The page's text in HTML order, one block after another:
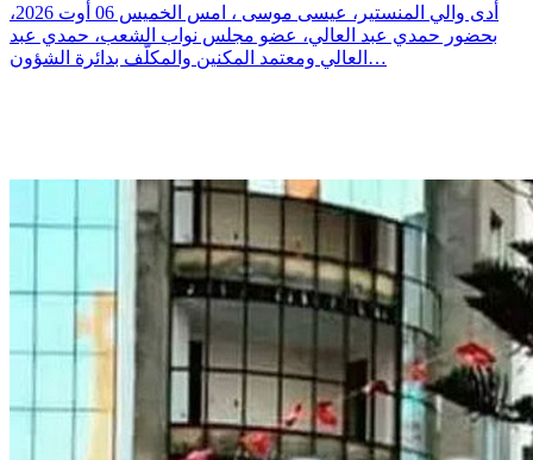
أدى والي المنستير، عيسى موسى ، امس الخميس 06 أوت 2026،
بحضور حمدي عبد العالي، عضو مجلس نواب الشعب، حمدي عبد
العالي ومعتمد المكنين والمكلّف بدائرة الشؤون…